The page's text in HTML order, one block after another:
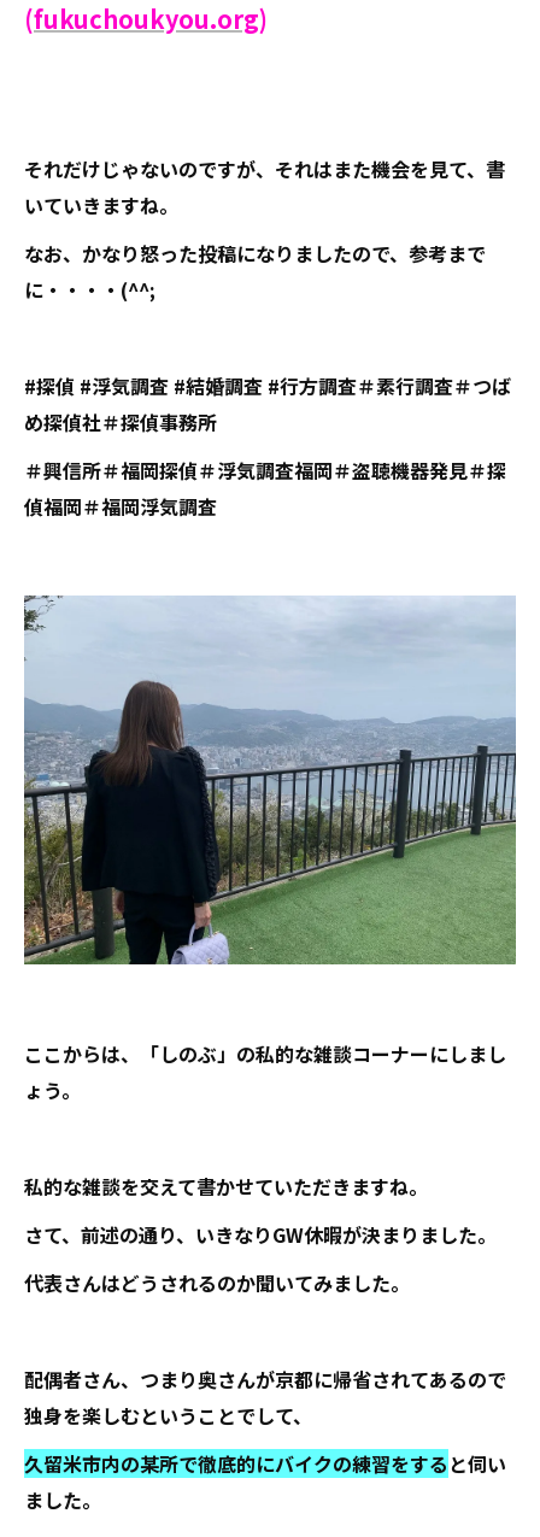
(fukuchoukyou.org)
それだけじゃないのですが、それはまた機会を見て、書
いていきますね。
なお、かなり怒った投稿になりましたので、参考まで
に・・・・(^^;
#探偵 #浮気調査 #結婚調査 #行方調査＃素行調査＃つば
め探偵社＃探偵事務所
＃興信所＃福岡探偵＃浮気調査福岡＃盗聴機器発見＃探
偵福岡＃福岡浮気調査
ここからは、「しのぶ」の私的な雑談コーナーにしまし
ょう。
私的な雑談を交えて書かせていただきますね。
さて、前述の通り、いきなりGW休暇が決まりました。
代表さんはどうされるのか聞いてみました。
配偶者さん、つまり奥さんが京都に帰省されてあるので
独身を楽しむということでして、
久留米市内の某所で徹底的にバイクの練習をすると伺い
ました。